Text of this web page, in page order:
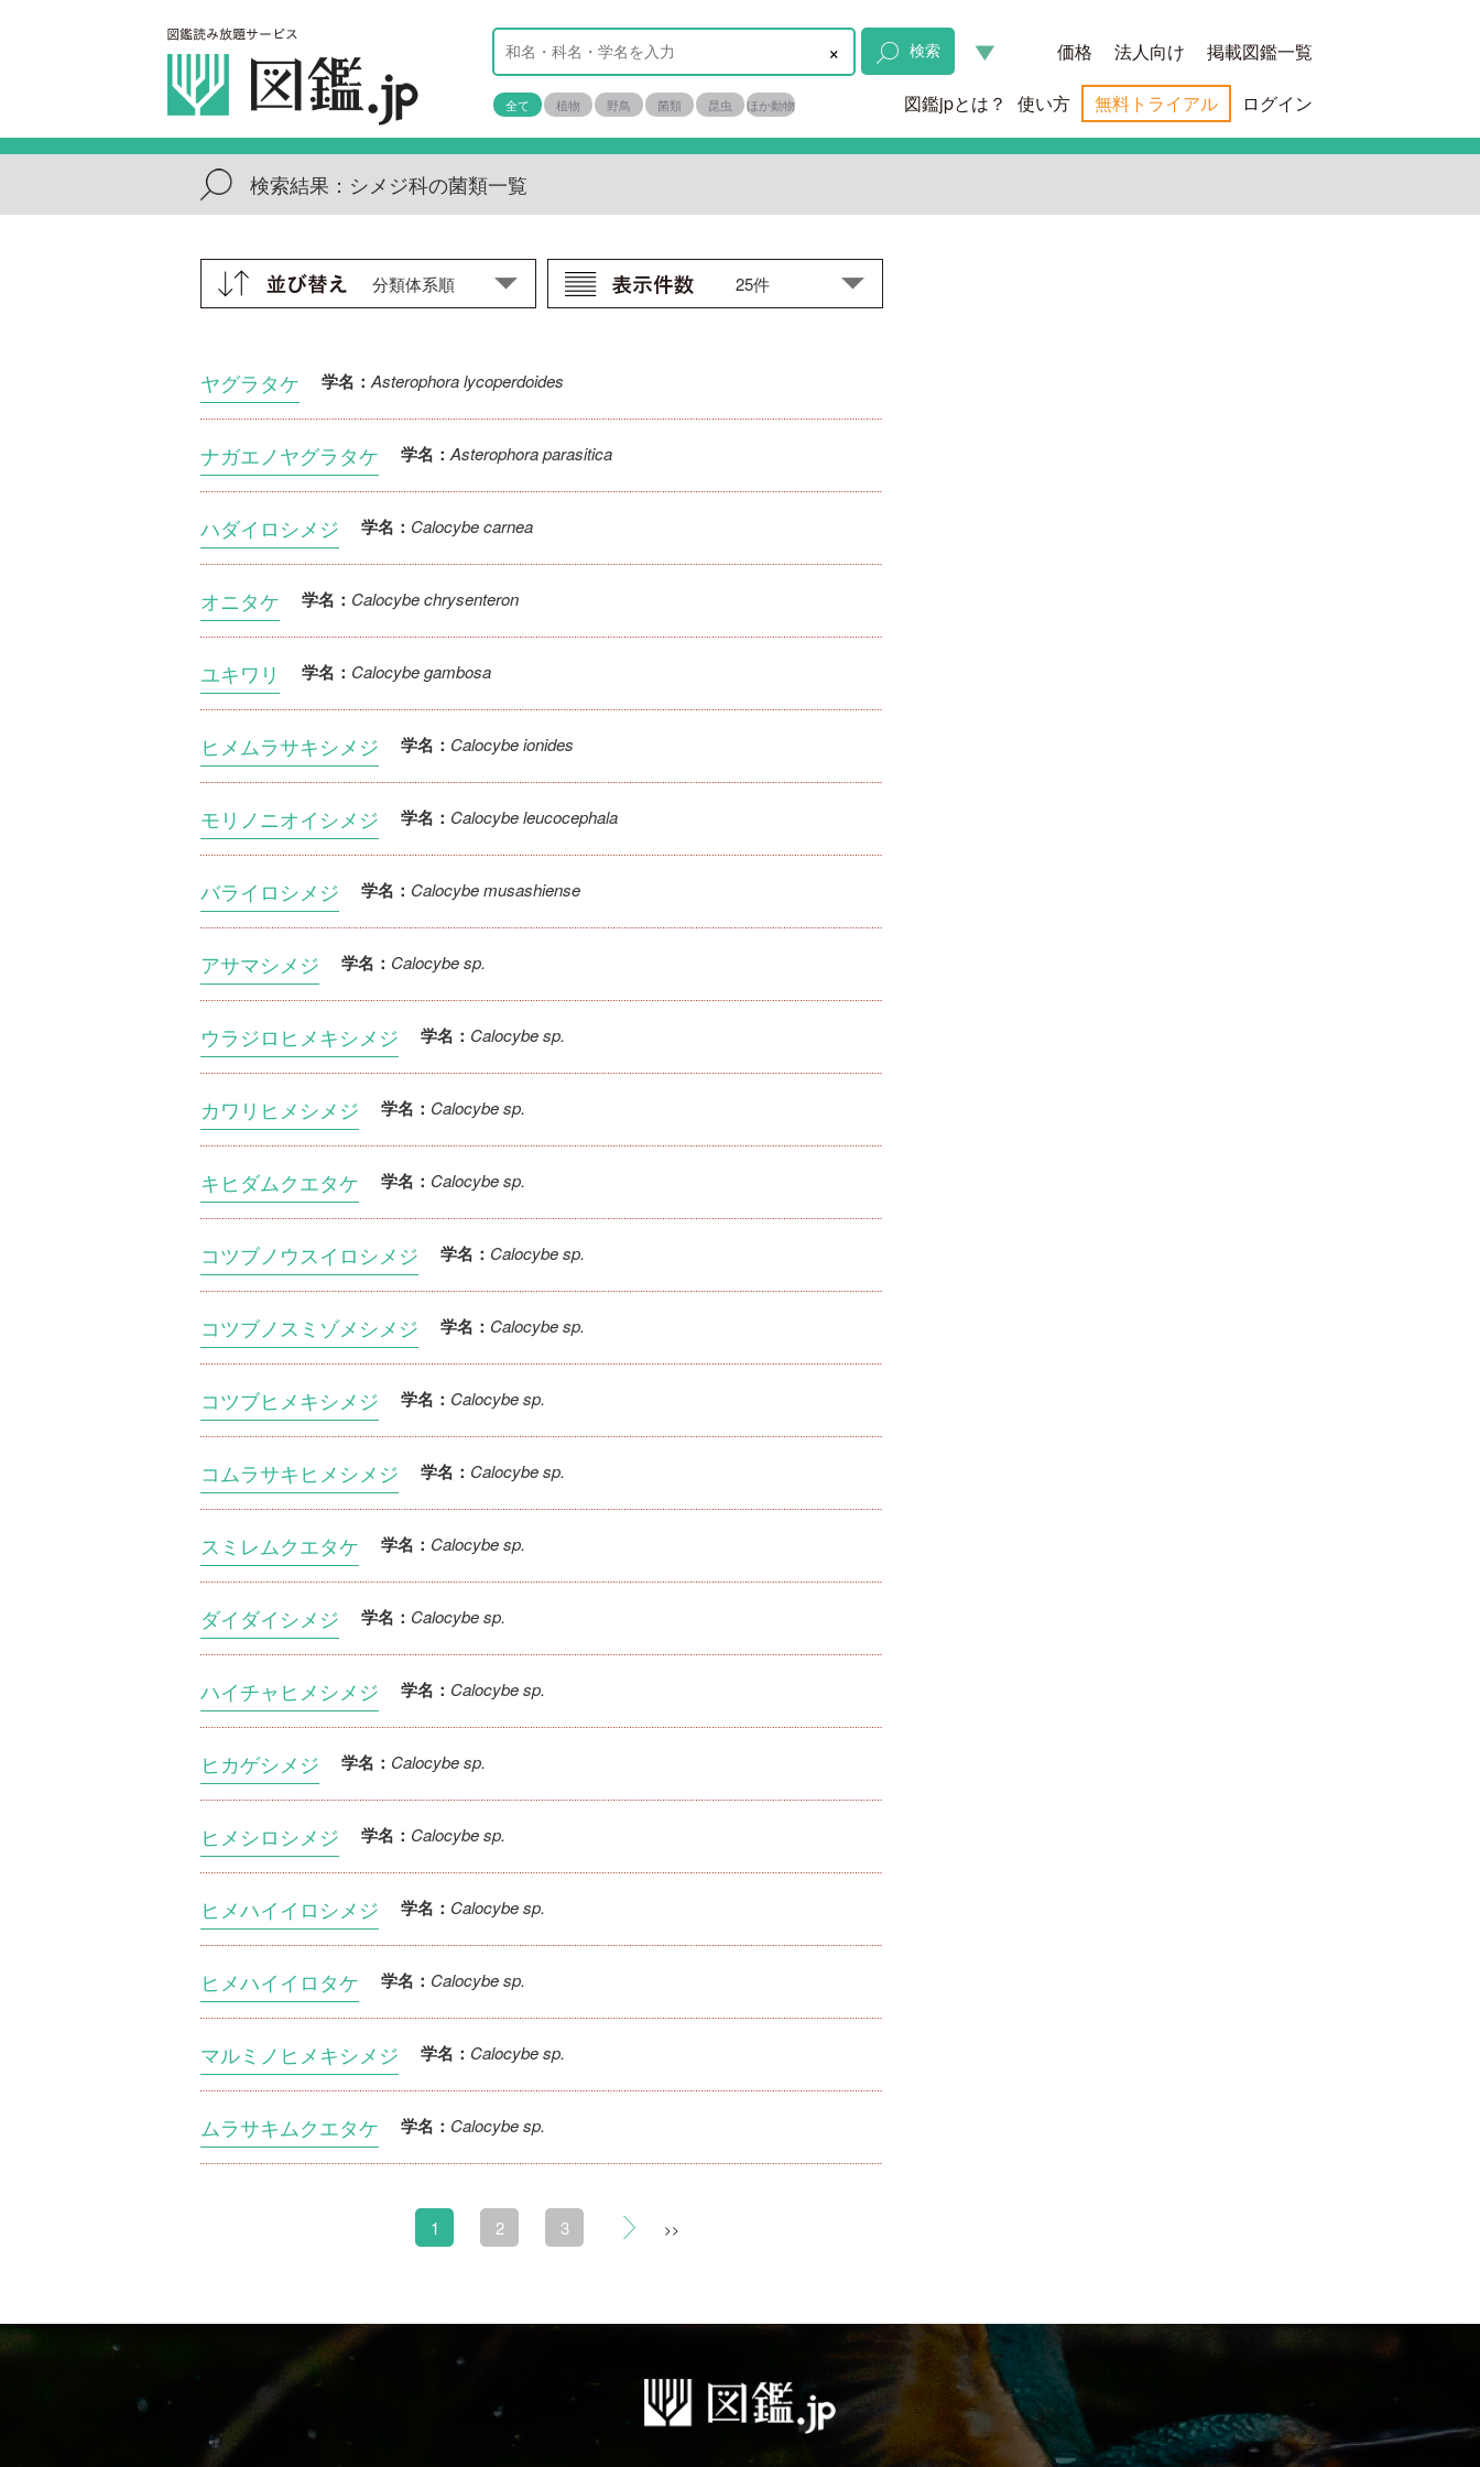
× 検索
全て 植物 野鳥 菌類 昆虫 ほか動物
価格 法人向け 掲載図鑑一覧
図鑑jpとは？ 使い方 無料トライアル ログイン
検索結果： シメジ科の菌類一覧
ヤグラタケ 学名： Asterophora lycoperdoides
ナガエノヤグラタケ 学名： Asterophora parasitica
ハダイロシメジ 学名： Calocybe carnea
オニタケ 学名： Calocybe chrysenteron
ユキワリ 学名： Calocybe gambosa
ヒメムラサキシメジ 学名： Calocybe ionides
モリノニオイシメジ 学名： Calocybe leucocephala
バライロシメジ 学名： Calocybe musashiense
アサマシメジ 学名： Calocybe sp.
ウラジロヒメキシメジ 学名： Calocybe sp.
カワリヒメシメジ 学名： Calocybe sp.
キヒダムクエタケ 学名： Calocybe sp.
コツブノウスイロシメジ 学名： Calocybe sp.
コツブノスミゾメシメジ 学名： Calocybe sp.
コツブヒメキシメジ 学名： Calocybe sp.
コムラサキヒメシメジ 学名： Calocybe sp.
スミレムクエタケ 学名： Calocybe sp.
ダイダイシメジ 学名： Calocybe sp.
ハイチャヒメシメジ 学名： Calocybe sp.
ヒカゲシメジ 学名： Calocybe sp.
ヒメシロシメジ 学名： Calocybe sp.
ヒメハイイロシメジ 学名： Calocybe sp.
ヒメハイイロタケ 学名： Calocybe sp.
マルミノヒメキシメジ 学名： Calocybe sp.
ムラサキムクエタケ 学名： Calocybe sp.
1 2 3 >>